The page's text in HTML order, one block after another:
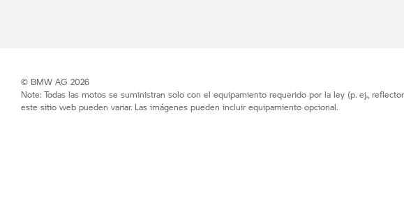
© BMW AG 2026
Note: Todas las motos se suministran solo con el equipamiento requerido por la ley (p. ej.,
este sitio web pueden variar. Las imágenes pueden incluir equipamiento opcional.